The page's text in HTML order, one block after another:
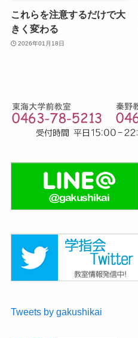
これらを注意するだけで大
きく変わる
2026年01月18日
Tweets by gakushikai